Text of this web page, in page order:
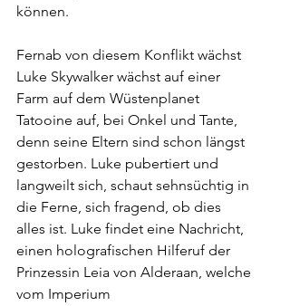
können.
Fernab von diesem Konflikt wächst
Luke Skywalker wächst auf einer
Farm auf dem Wüstenplanet
Tatooine auf, bei Onkel und Tante,
denn seine Eltern sind schon längst
gestorben. Luke pubertiert und
langweilt sich, schaut sehnsüchtig in
die Ferne, sich fragend, ob dies
alles ist. Luke findet eine Nachricht,
einen holografischen Hilferuf der
Prinzessin Leia von Alderaan, welche
vom Imperium